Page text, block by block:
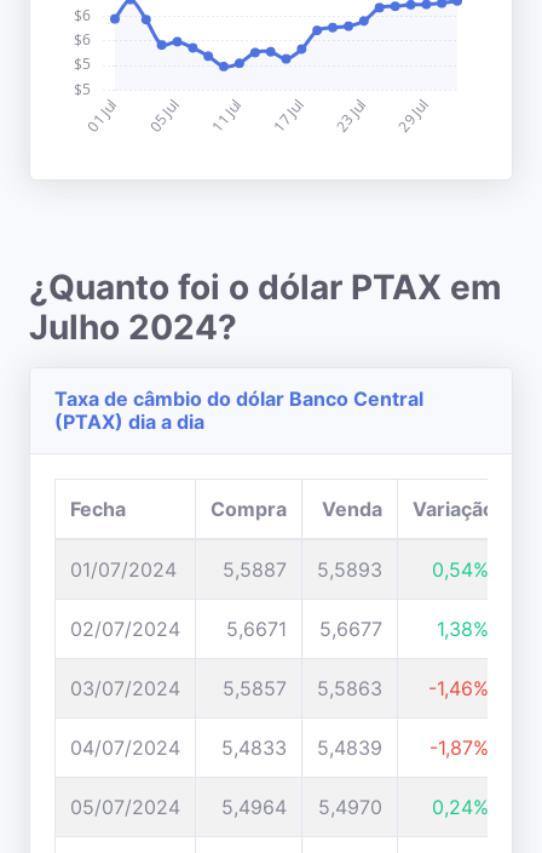
¿Quanto foi o dólar PTAX em
Julho 2024?
Taxa de câmbio do dólar Banco Central
(PTAX) dia a dia
Fecha Compra Venda Variação
01/07/2024 5,5887 5,5893 0,54%
02/07/2024 5,6671 5,6677 1,38%
03/07/2024 5,5857 5,5863 -1,46%
04/07/2024 5,4833 5,4839 -1,87%
05/07/2024 5,4964 5,4970 0,24%